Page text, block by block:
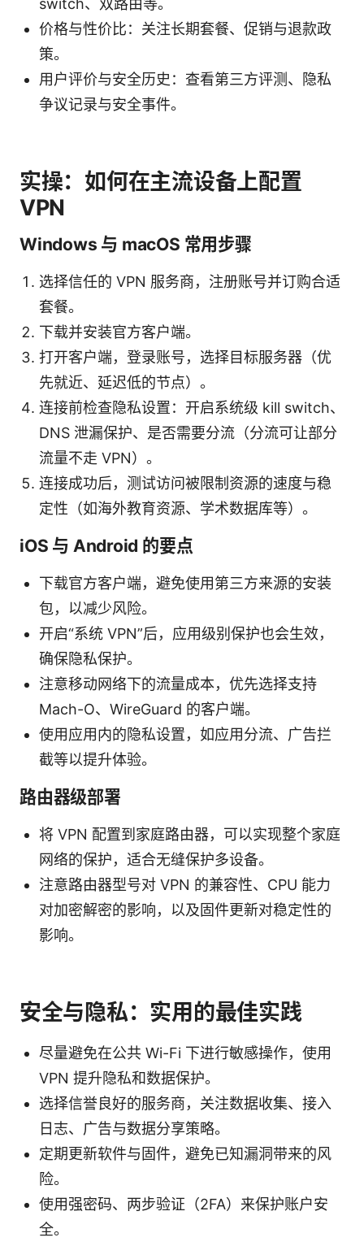
价格与性价比：关注长期套餐、促销与退款政
策。
用户评价与安全历史：查看第三方评测、隐私
争议记录与安全事件。
实操：如何在主流设备上配置
VPN
Windows 与 macOS 常用步骤
选择信任的 VPN 服务商，注册账号并订购合适
套餐。
下载并安装官方客户端。
打开客户端，登录账号，选择目标服务器（优
先就近、延迟低的节点）。
连接前检查隐私设置：开启系统级 kill switch、
DNS 泄漏保护、是否需要分流（分流可让部分
流量不走 VPN）。
连接成功后，测试访问被限制资源的速度与稳
定性（如海外教育资源、学术数据库等）。
iOS 与 Android 的要点
下载官方客户端，避免使用第三方来源的安装
包，以减少风险。
开启“系统 VPN”后，应用级别保护也会生效，
确保隐私保护。
注意移动网络下的流量成本，优先选择支持
Mach-O、WireGuard 的客户端。
使用应用内的隐私设置，如应用分流、广告拦
截等以提升体验。
路由器级部署
将 VPN 配置到家庭路由器，可以实现整个家庭
网络的保护，适合无缝保护多设备。
注意路由器型号对 VPN 的兼容性、CPU 能力
对加密解密的影响，以及固件更新对稳定性的
影响。
安全与隐私：实用的最佳实践
尽量避免在公共 Wi-Fi 下进行敏感操作，使用
VPN 提升隐私和数据保护。
选择信誉良好的服务商，关注数据收集、接入
日志、广告与数据分享策略。
定期更新软件与固件，避免已知漏洞带来的风
险。
使用强密码、两步验证（2FA）来保护账户安
全。